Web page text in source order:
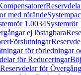
med rörände
1.0034Systemrör
ej löstagbara
Förslutningar
för rörledningar
för Reduceringar
Reservdelar för